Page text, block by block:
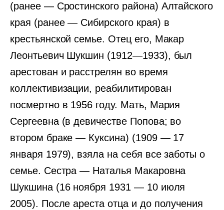
(ранее — Сростинского района) Алтайского
края (ранее — Сибирского края) в
крестьянской семье. Отец его, Макар
Леонтьевич Шукшин (1912—1933), был
арестован и расстрелян во время
коллективизации, реабилитирован
посмертно в 1956 году. Мать, Мария
Сергеевна (в девичестве Попова; во
втором браке — Куксина) (1909 — 17
января 1979), взяла на себя все заботы о
семье. Сестра — Наталья Макаровна
Шукшина (16 ноября 1931 — 10 июля
2005). После ареста отца и до получения